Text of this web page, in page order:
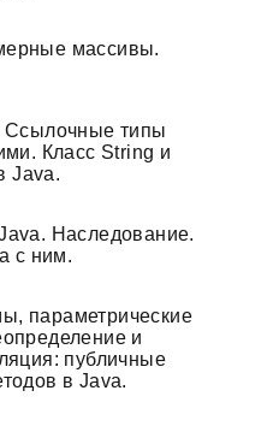
массивы.
Ссылочные типы
Класс String и
Java.
Наследование.
с ним.
параметрические
и
публичные
в Java.